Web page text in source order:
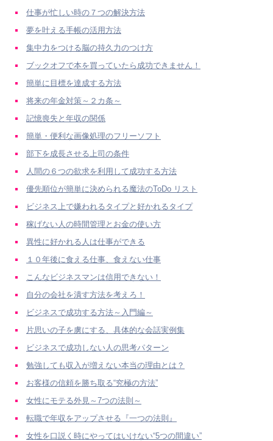
仕事が忙しい時の７つの解決方法
夢を叶える手帳の活用方法
集中力をつける脳の持久力のつけ方
ブックオフで本を買っていたら成功できません！
簡単に目標を達成する方法
将来の年金対策～２カ条～
記憶喪失と年収の関係
簡単・便利な画像処理のフリーソフト
部下を成長させる上司の条件
人間の６つの欲求を利用して成功する方法
優先順位が簡単に決められる魔法のToDo リスト
ビジネス上で嫌われるタイプと好かれるタイプ
稼げない人の時間管理とお金の使い方
異性に好かれる人は仕事ができる
１０年後に食える仕事、食えない仕事
こんなビジネスマンは信用できない！
自分の会社を潰す方法を考えろ！
ビジネスで成功する方法～入門編～
片思いの子を虜にする、具体的な会話実例集
ビジネスで成功しない人の思考パターン
勉強しても収入が増えない本当の理由とは？
お客様の信頼を勝ち取る“究極の方法”
女性にモテる外見～7つの法則～
転職で年収をアップさせる『一つの法則』
女性を口説く時にやってはいけない“5つの間違い”